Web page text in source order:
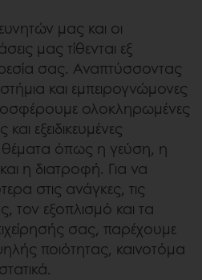
μας και οι
μας τίθενται εξ
σας. Αναπτύσσοντας
και εμπειρογνώμονες
ολοκληρωμένες
εξειδικευμένες
θέματα όπως η γεύση, η
η διατροφή. Για να
στις ανάγκες, τις
τον εξοπλισμό και τα
σας, παρέχουμε
ποιότητας, καινοτόμα